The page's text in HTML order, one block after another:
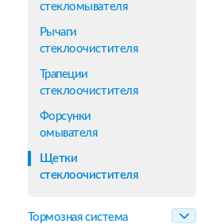
стекломывателя
Рычаги
стеклоочистителя
Трапеции
стеклоочистителя
Форсунки
омывателя
Щетки
стеклоочистителя
Тормозная система